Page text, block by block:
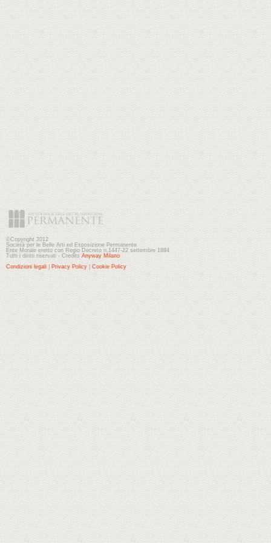
©Copyright 2012
Società per le Belle Arti ed Esposizione Permanente
Ente Morale eretto con Regio Decreto n.1447-22 settembre 1884
Tutti i diritti riservati - Credits Anyway Milano
Condizioni legali
Privacy Policy Cookie Policy